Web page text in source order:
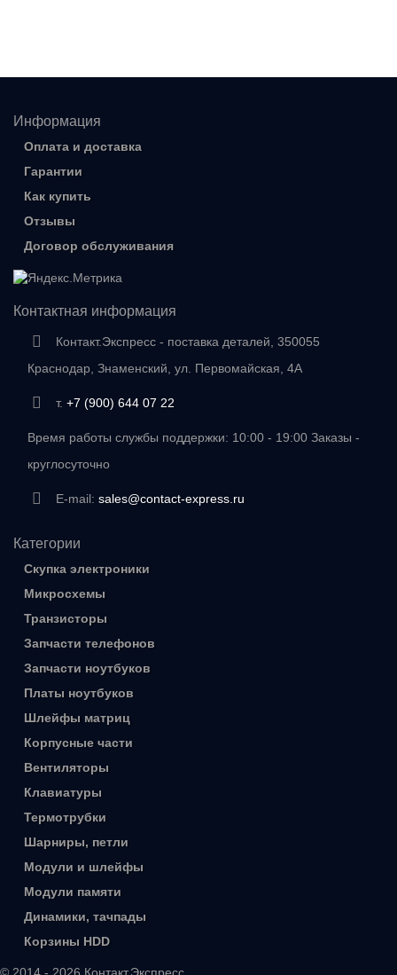
Информация
Оплата и доставка
Гарантии
Как купить
Отзывы
Договор обслуживания
Контактная информация
Контакт.Экспресс - поставка деталей, 350055
Краснодар, Знаменский, ул. Первомайская, 4А
т. +7 (900) 644 07 22
Время работы службы поддержки: 10:00 - 19:00 Заказы -
круглосуточно
E-mail: sales@contact-express.ru
Категории
Скупка электроники
Микросхемы
Транзисторы
Запчасти телефонов
Запчасти ноутбуков
Платы ноутбуков
Шлейфы матриц
Корпусные части
Вентиляторы
Клавиатуры
Термотрубки
Шарниры, петли
Модули и шлейфы
Модули памяти
Динамики, тачпады
Корзины HDD